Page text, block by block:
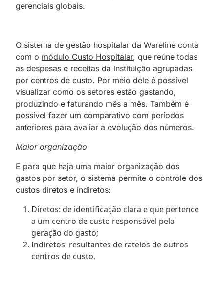
gerenciais globais.
O sistema de gestão hospitalar da Wareline conta
com o módulo Custo Hospitalar, que reúne todas
as despesas e receitas da instituição agrupadas
por centros de custo. Por meio dele é possível
visualizar como os setores estão gastando,
produzindo e faturando mês a mês. Também é
possível fazer um comparativo com períodos
anteriores para avaliar a evolução dos números.
Maior organização
E para que haja uma maior organização dos
gastos por setor, o sistema permite o controle dos
custos diretos e indiretos:
Diretos: de identificação clara e que pertence
a um centro de custo responsável pela
geração do gasto;
Indiretos: resultantes de rateios de outros
centros de custo.